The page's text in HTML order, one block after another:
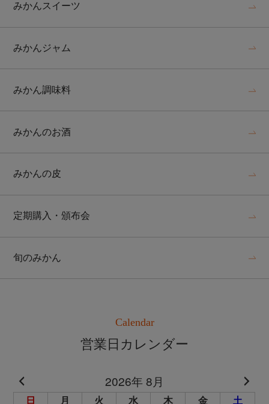
みかんスイーツ
みかんジャム
みかん調味料
みかんのお酒
みかんの皮
定期購入・頒布会
旬のみかん
Calendar
営業日カレンダー